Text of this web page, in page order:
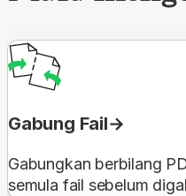
Gabung Fail
Gabungkan berbilang
semula fail sebelum